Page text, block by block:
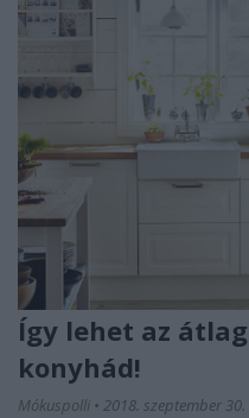
Így lehet az
konyhád!
Mókuspolli • 2018. szeptember 30.